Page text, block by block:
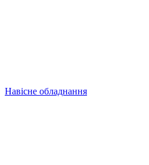
Навісне обладнання